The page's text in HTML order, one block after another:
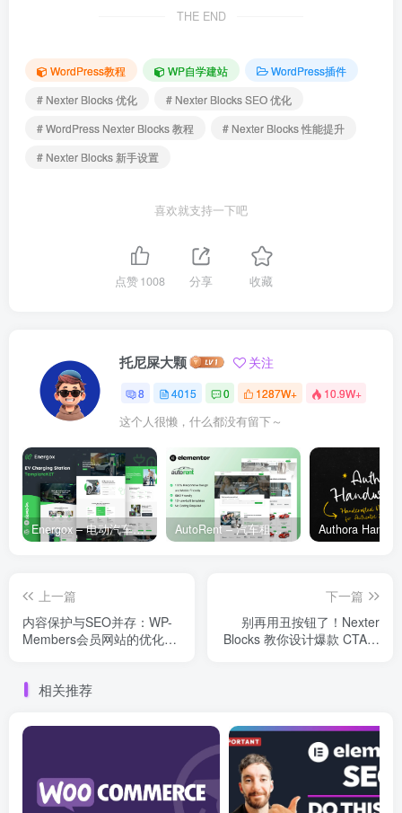
THE END
WordPress教程 WP自学建站
WordPress插件
# Nexter Blocks 优化
# Nexter Blocks SEO 优化
# WordPress Nexter Blocks 教程
# Nexter Blocks 性能提升
# Nexter Blocks 新手设置
喜欢就支持一下吧
点赞1008 分享 收藏
托尼屎大颗 关注
8 4015 0 1287W+ 10.9W+
这个人很懒，什么都没有留下～
Energox – 电动汽车充电站 Elementor 模板套件 AutoRent – 汽车租赁服务 Elementor 模板套件
上一篇
内容保护与SEO并存：WP-
Members会员网站的优化技
下一篇
别再用丑按钮了！Nexter
Blocks 教你设计爆款 CTA，
相关推荐